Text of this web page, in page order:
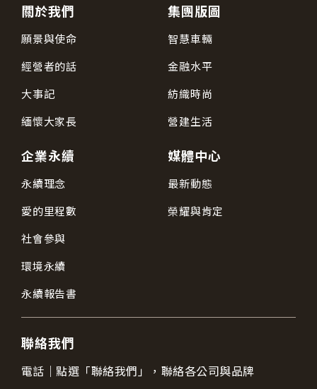
關於我們
願景與使命
經營者的話
大事記
緬懷大家長
集團版圖
智慧車輛
金融水平
紡織時尚
營建生活
企業永續
永續理念
愛的里程數
社會參與
環境永續
永續報告書
媒體中心
最新動態
榮耀與肯定
聯絡我們
電話｜點選「聯絡我們」，聯絡各公司與品牌